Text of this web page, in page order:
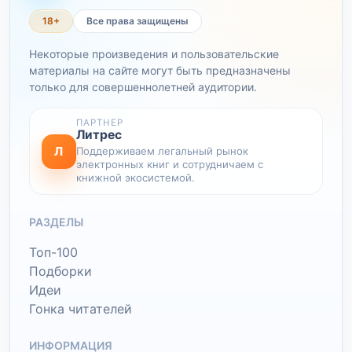
18+ Все права защищены
Некоторые произведения и пользовательские
материалы на сайте могут быть предназначены
только для совершеннолетней аудитории.
Л
ПАРТНЕР
Литрес
Поддерживаем легальный рынок
электронных книг и сотрудничаем с
книжной экосистемой.
РАЗДЕЛЫ
Топ-100
Подборки
Идеи
Гонка читателей
ИНФОРМАЦИЯ